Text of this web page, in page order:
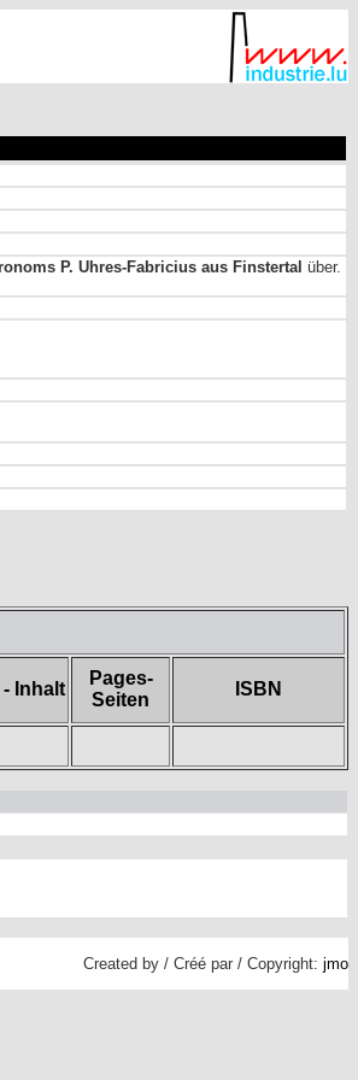
P. Uhres-Fabricius aus Finstertal über.
Inhalt
Pages-
Seiten
ISBN
Created by / Créé par / Copyright: jmo